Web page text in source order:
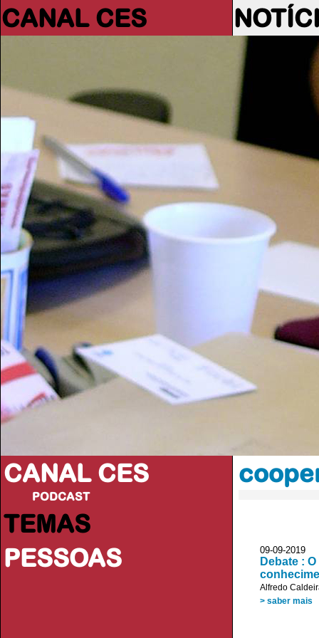
CANAL CES
CANAL CES
PODCAST
TEMAS
PESSOAS
09-09-
Debate :
Alfredo
> saber mais